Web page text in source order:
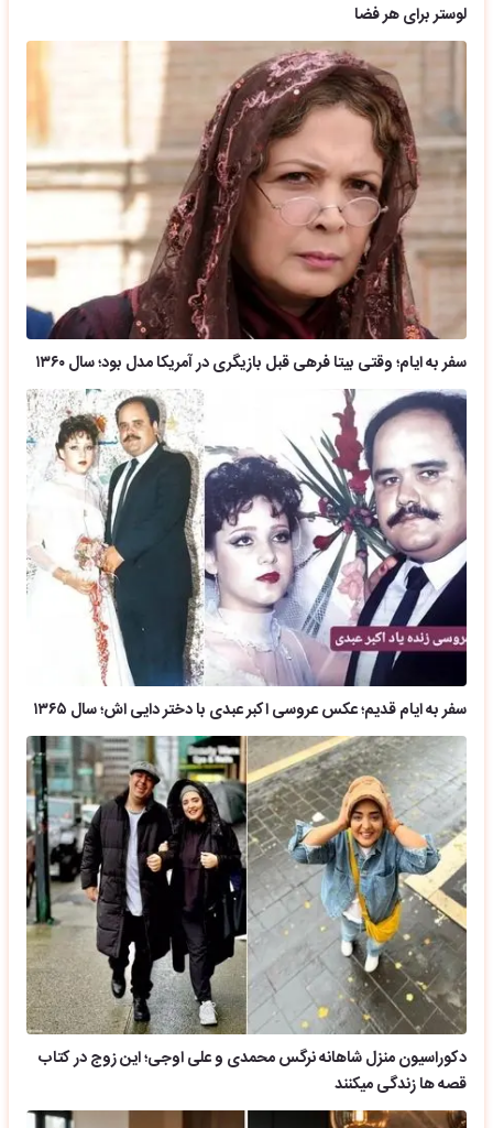
لوستر برای هر فضا
سفر به ایام؛ وقتی بیتا فرهی قبل بازیگری در آمریکا مدل بود؛ سال ۱۳۶۰
سفر به ایام قدیم؛ عکس عروسی اکبر عبدی با دختر دایی اش؛ سال ۱۳۶۵
دکوراسیون منزل شاهانه نرگس محمدی و علی اوجی؛ این زوج در کتاب
قصه ها زندگی میکنند